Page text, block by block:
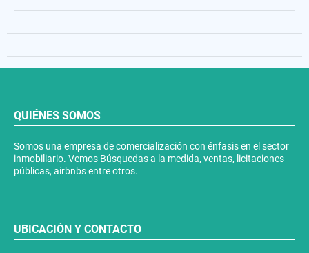
QUIÉNES SOMOS
Somos una empresa de comercialización con énfasis en el sector
inmobiliario. Vemos Búsquedas a la medida, ventas, licitaciones
públicas, airbnbs entre otros.
UBICACIÓN Y CONTACTO